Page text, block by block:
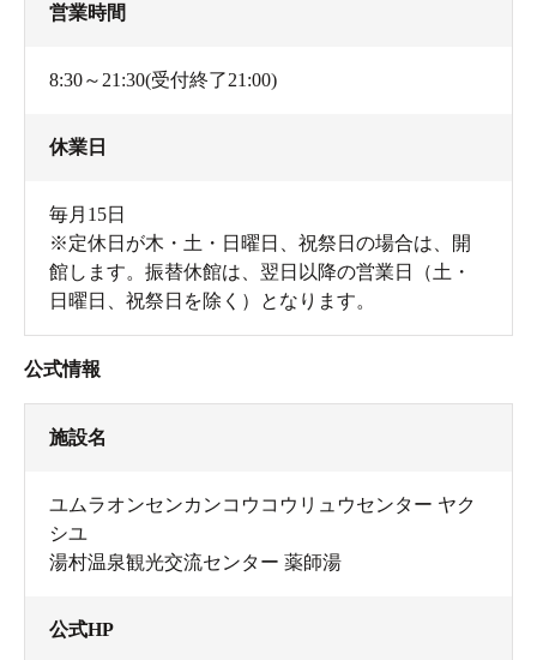
営業時間
8:30～21:30(受付終了21:00)
休業日
毎月15日
※定休日が木・土・日曜日、祝祭日の場合は、開
館します。振替休館は、翌日以降の営業日（土・
日曜日、祝祭日を除く）となります。
公式情報
施設名
ユムラオンセンカンコウコウリュウセンター ヤク
シユ
湯村温泉観光交流センター 薬師湯
公式HP